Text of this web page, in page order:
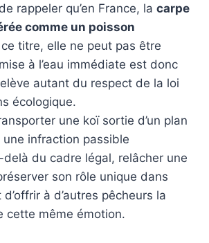
rappeler qu’en France, la carpe
comme un poisson
titre, elle ne peut pas être
à l’eau immédiate est donc
autant du respect de la loi
écologique.
une koï sortie d’un plan
une infraction passible
delà du cadre légal, relâcher une
son rôle unique dans
d’offrir à d’autres pêcheurs la
cette même émotion.